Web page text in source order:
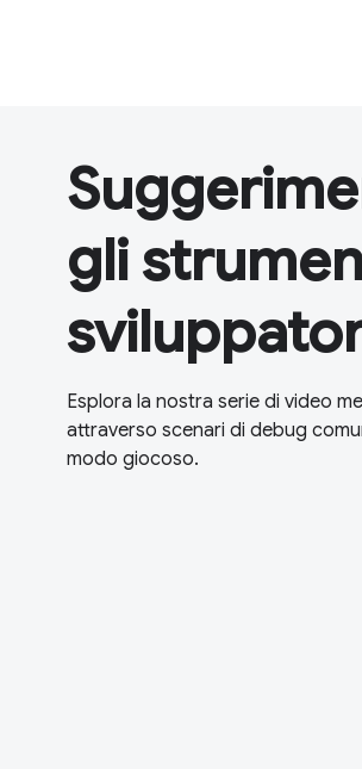
gli
Esplora la nostra serie di video
attraverso scenari di debug
modo giocoso.